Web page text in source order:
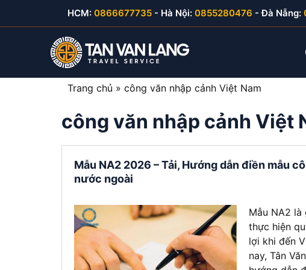
HCM: 0866677735 - Hà Nội: 0855280476 - Đà Nẵng:
Visa du lịch Việt Nam
Visa đầu tư Việt Nam
Visa công tác Việt Nam
Visa lao động Việt Nam
Công văn nhập cảnh
E-visa thăm thân
Visa Hàn Quốc
Visa Đài Loan
Visa Trung Quốc
Visa Campuchia
Visa Hong Kong
Visa Mỹ B1/B2
Trang chủ » công văn nhập cảnh Việt Nam
công văn nhập cảnh Việt
Mẫu NA2 2026 – Tải, Hướng dẫn điền mẫu
nước ngoài
Mẫu NA2
thực hiện
lợi khi đến
nay, Tân